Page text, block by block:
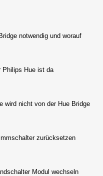
notwendig und worauf
Philips Hue ist da
wird nicht von der Hue Bridge
zurücksetzen
Modul wechseln